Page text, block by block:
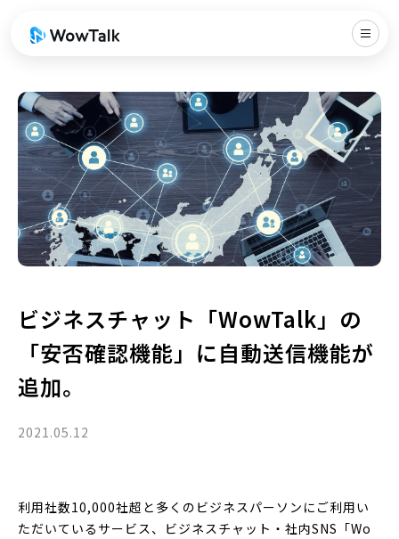
ビジネスチャット「WowTalk」の
「安否確認機能」に自動送信機能が
追加。
2021.05.12
利用社数10,000社超と多くのビジネスパーソンにご利用い
ただいているサービス、ビジネスチャット・社内SNS「Wo